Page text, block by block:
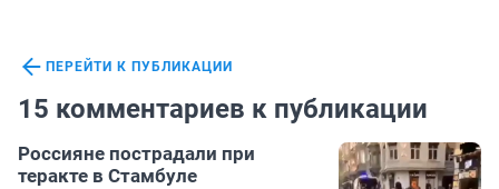
ПЕРЕЙТИ К ПУБЛИКАЦИИ
15 комментариев к публикации
Россияне пострадали при
теракте в Стамбуле